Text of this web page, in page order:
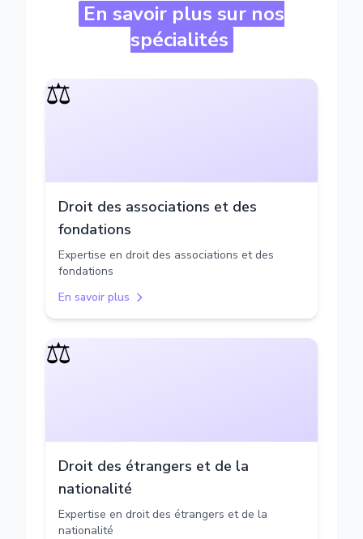
En savoir plus sur nos
spécialités
⚖️
Droit des associations et des
fondations
Expertise en droit des associations et des
fondations
En savoir plus
⚖️
Droit des étrangers et de la
nationalité
Expertise en droit des étrangers et de la
nationalité